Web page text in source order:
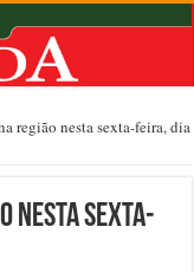
região nesta sexta-feira, dia
nesta sexta-